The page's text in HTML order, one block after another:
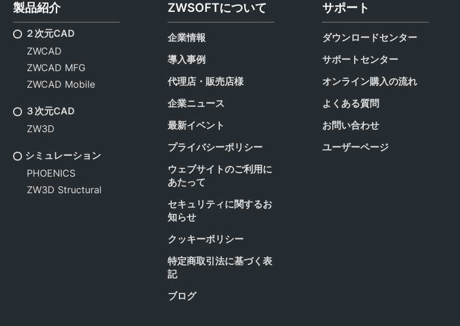
製品紹介
２次元CAD
ZWCAD
ZWCAD MFG
ZWCAD Mobile
３次元CAD
ZW3D
シミュレーション
PHOENICS
ZW3D Structural
ZWSOFTについて
企業情報
導入事例
代理店・販売店様
企業ニュース
最新イベント
プライバシーポリシー
ウェブサイトのご利用に
あたって
セキュリティに関するお
知らせ
クッキーポリシー
特定商取引法に基づく表
記
ブログ
サポート
ダウンロードセンター
サポートセンター
オンライン購入の流れ
よくある質問
お問い合わせ
ユーザーページ